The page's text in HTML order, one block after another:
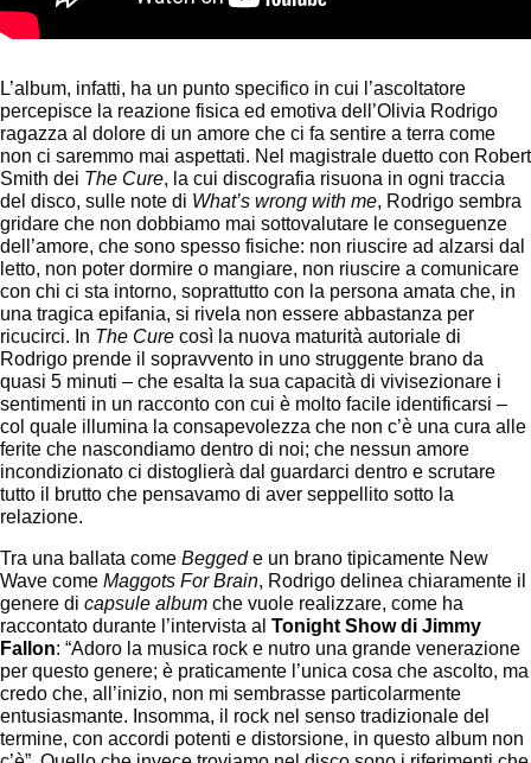
L’album, infatti, ha un punto specifico in cui l’ascoltatore
percepisce la reazione fisica ed emotiva dell’Olivia Rodrigo
ragazza al dolore di un amore che ci fa sentire a terra come
non ci saremmo mai aspettati. Nel magistrale duetto con Robert
Smith dei The Cure, la cui discografia risuona in ogni traccia
del disco, sulle note di What’s wrong with me, Rodrigo sembra
gridare che non dobbiamo mai sottovalutare le conseguenze
dell’amore, che sono spesso fisiche: non riuscire ad alzarsi dal
letto, non poter dormire o mangiare, non riuscire a comunicare
con chi ci sta intorno, soprattutto con la persona amata che, in
una tragica epifania, si rivela non essere abbastanza per
ricucirci. In The Cure così la nuova maturità autoriale di
Rodrigo prende il sopravvento in uno struggente brano da
quasi 5 minuti – che esalta la sua capacità di vivisezionare i
sentimenti in un racconto con cui è molto facile identificarsi –
col quale illumina la consapevolezza che non c’è una cura alle
ferite che nascondiamo dentro di noi; che nessun amore
incondizionato ci distoglierà dal guardarci dentro e scrutare
tutto il brutto che pensavamo di aver seppellito sotto la
relazione.
Tra una ballata come Beggede un brano tipicamente New
Wave come Maggots For Brain, Rodrigo delinea chiaramente il
genere di capsule album che vuole realizzare, come ha
raccontato durante l’intervista al Tonight Show di Jimmy
Fallon: “Adoro la musica rock e nutro una grande venerazione
per questo genere; è praticamente l’unica cosa che ascolto, ma
credo che, all’inizio, non mi sembrasse particolarmente
entusiasmante. Insomma, il rock nel senso tradizionale del
termine, con accordi potenti e distorsione, in questo album non